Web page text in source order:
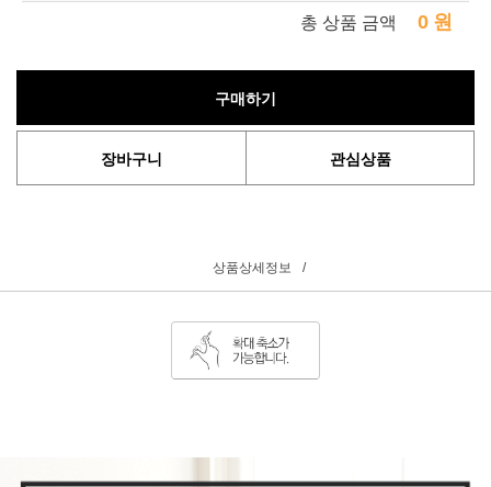
총 상품 금액 0 원
구매하기
장바구니 관심상품
상품상세정보